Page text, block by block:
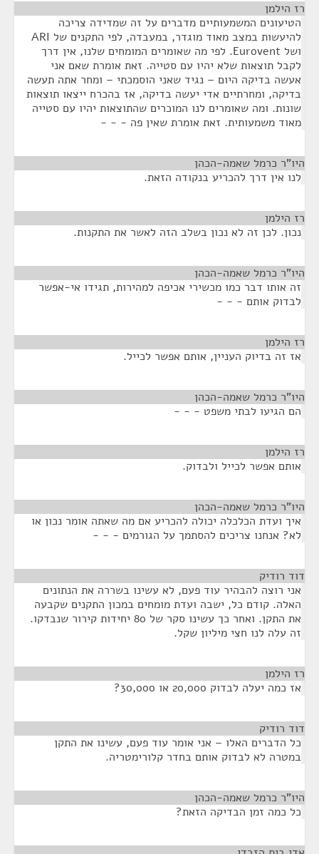
רז הילמן
הטיעונים המשמעותיים מדברים על זה שמדידה צריכה
להיעשות במצב מאוד מוגדר, במעבדה, לפי התקנים של ARI
ושל Eurovent. לפי מה שאומרים המומחים שלנו, אין דרך
לקבל תוצאות שלא יהיו עם סטייה. זאת אומרת שאם אני
אעשה בדיקה היום – נגיד שאני הוסמכתי – ומחר אתה תעשה
בדיקה, ומחרתיים אדי יעשה בדיקה, אז בהכרח ייצאו תוצאות
שונות. ומה שאומרים לנו המוכרים שהתוצאות יהיו עם סטייה
מאוד משמעותית. זאת אומרת שאין פה - - -
היו"ר כרמל שאמה-הכהן
לנו אין דרך להכריע בנקודה הזאת.
רז הילמן
נכון. לכן זה לא נכון בשלב הזה לאשר את התקנות.
היו"ר כרמל שאמה-הכהן
זה אותו דבר כמו מכשירי אכיפה למהירות, תגידו אי-אפשר
לבדוק אותם - - -
רז הילמן
אז זה בדיוק העניין, אותם אפשר לכייל.
היו"ר כרמל שאמה-הכהן
הם הגיעו לבתי משפט - - -
רז הילמן
אותם אפשר לכייל ולבדוק.
היו"ר כרמל שאמה-הכהן
איך ועדת הכלכלה יכולה להכריע אם מה שאתה אומר נכון או
לא? אנחנו צריכים להסתמך על הגורמים - - -
דוד רודיק
אני רוצה להבהיר עוד פעם, לא עשינו בשררה את הנתונים
האלה. קודם כל, ישבה ועדת מומחים במכון התקנים שקבעה
את התקן. ואחר כך עשינו סקר של 80 יחידות קירור שנבדקו.
זה עלה לנו חצי מיליון שקל.
רז הילמן
אז כמה יעלה לבדוק 20,000 או 30,000?
דוד רודיק
כל הדברים האלו – אני אומר עוד פעם, עשינו את התקן
במטרה לא לבדוק אותם בחדר קלורימטריה.
היו"ר כרמל שאמה-הכהן
כל כמה זמן הבדיקה הזאת?